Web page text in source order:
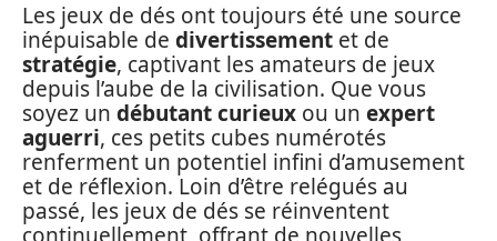
Les jeux de dés ont toujours été une source
inépuisable de divertissement et de
stratégie, captivant les amateurs de jeux
depuis l’aube de la civilisation. Que vous
soyez un débutant curieux ou un expert
aguerri, ces petits cubes numérotés
renferment un potentiel infini d’amusement
et de réflexion. Loin d’être relégués au
passé, les jeux de dés se réinventent